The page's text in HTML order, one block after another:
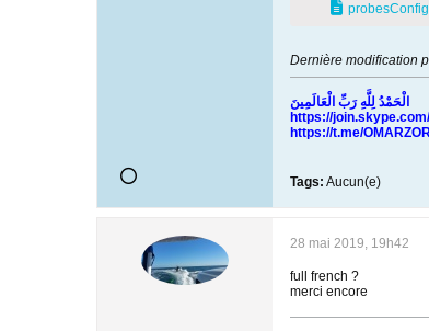
Dernière modification
الْحَمْدُ لِلَّهِ رَبِّ الْعَالَمِينَ
https://
https://t.me/
Tags: Aucun(e)
28 mai 2019, 19h42
full french ?
merci encore